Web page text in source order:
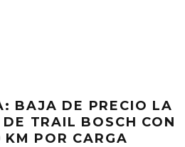
BAJA DE PRECIO LA
TRAIL BOSCH CON
POR CARGA